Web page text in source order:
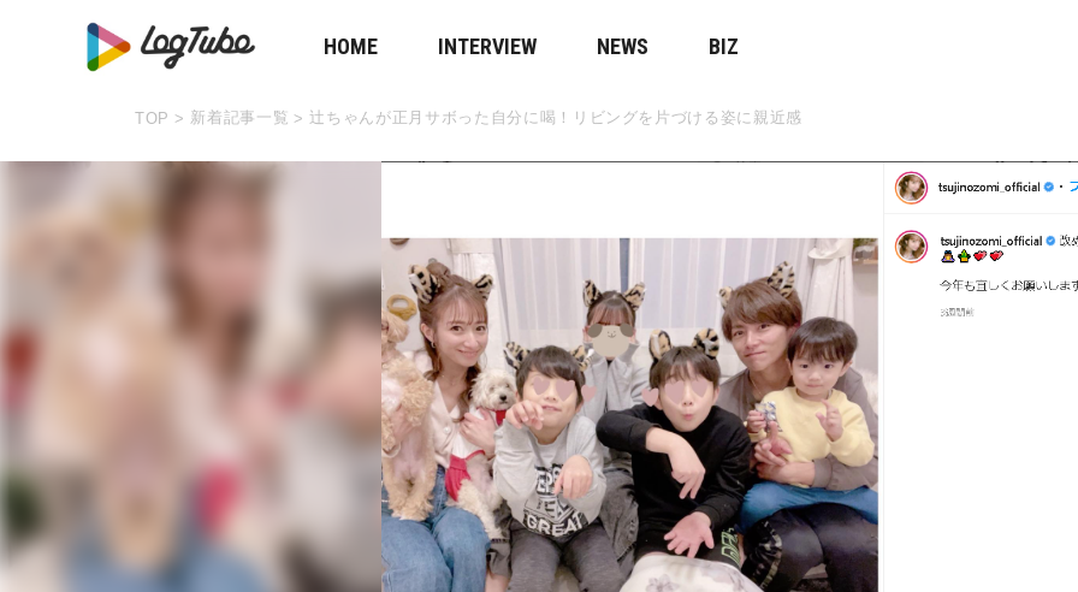
HOME INTERVIEW NEWS BIZ
TOP > 新着記事一覧 > 辻ちゃんが正月サボった自分に喝！リビングを片づける姿に親近感